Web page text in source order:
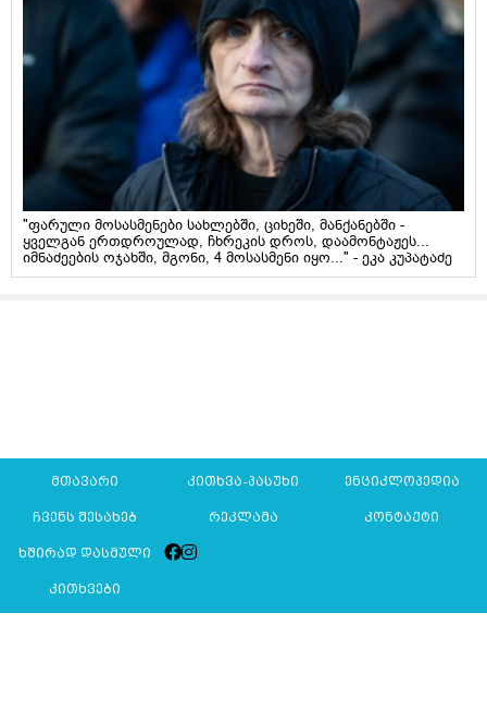
"ფარული მოსასმენები სახლებში, ციხეში, მანქანებში -
ყველგან ერთდროულად, ჩხრეკის დროს, დაამონტაჟეს...
იმნაძეების ოჯახში, მგონი, 4 მოსასმენი იყო..." - ეკა კუპატაძე
მთავარი კითხვა-პასუხი ენციკლოპედია
ჩვენს შესახებ რეკლამა კონტაქტი
ხშირად დასმული
კითხვები